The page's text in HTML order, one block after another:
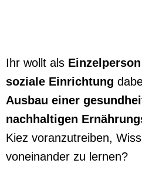
Ihr wollt als Einzelperson
soziale Einrichtung
Ausbau einer
nachhaltigen
Kiez voranzutreiben,
voneinander zu lernen?